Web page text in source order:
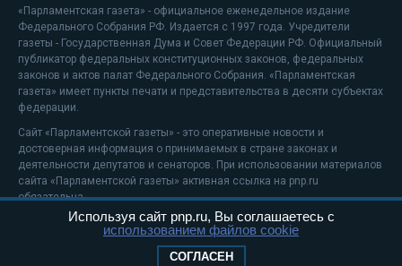
«Парламентская газета» - официальное еженедельное издание
Федерального Собрания РФ. Издается с 1997 года. Учредители
газеты - Государственная Дума и Совет Федерации РФ. Официальный
публикатор федеральных конституционных законов, федеральных
законов и актов палат Федерального Собрания. «Парламентская
газета» имеет пункты печати и представительства в десяти субъектах
федерации.
Сайт «Парламентской газеты» - это оперативные новости и
достоверная информация о принимаемых в стране законах и
деятельности депутатов и сенаторов. При использовании материалов
сайта «Парламентской газеты» активная ссылка на pnp.ru
обязательна.
На информационном ресурсе применяютсярекомендательные
Положение о защите персональных данных
Используя сайт pnp.ru, Вы соглашаетесь с
использованием файлов cookie
СОГЛАСЕН